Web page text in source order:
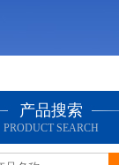
产品搜索
PRODUCT SEARCH